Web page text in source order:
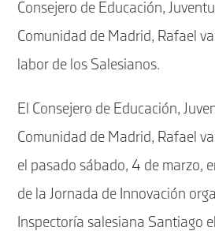
Consejero de Educación,
Comunidad de Madrid, Rafael
labor de los Salesianos.
El Consejero de Educación,
Comunidad de Madrid, Rafael
el pasado sábado, 4 de marzo,
de la Jornada de Innovación
Inspectoría salesiana Santiago